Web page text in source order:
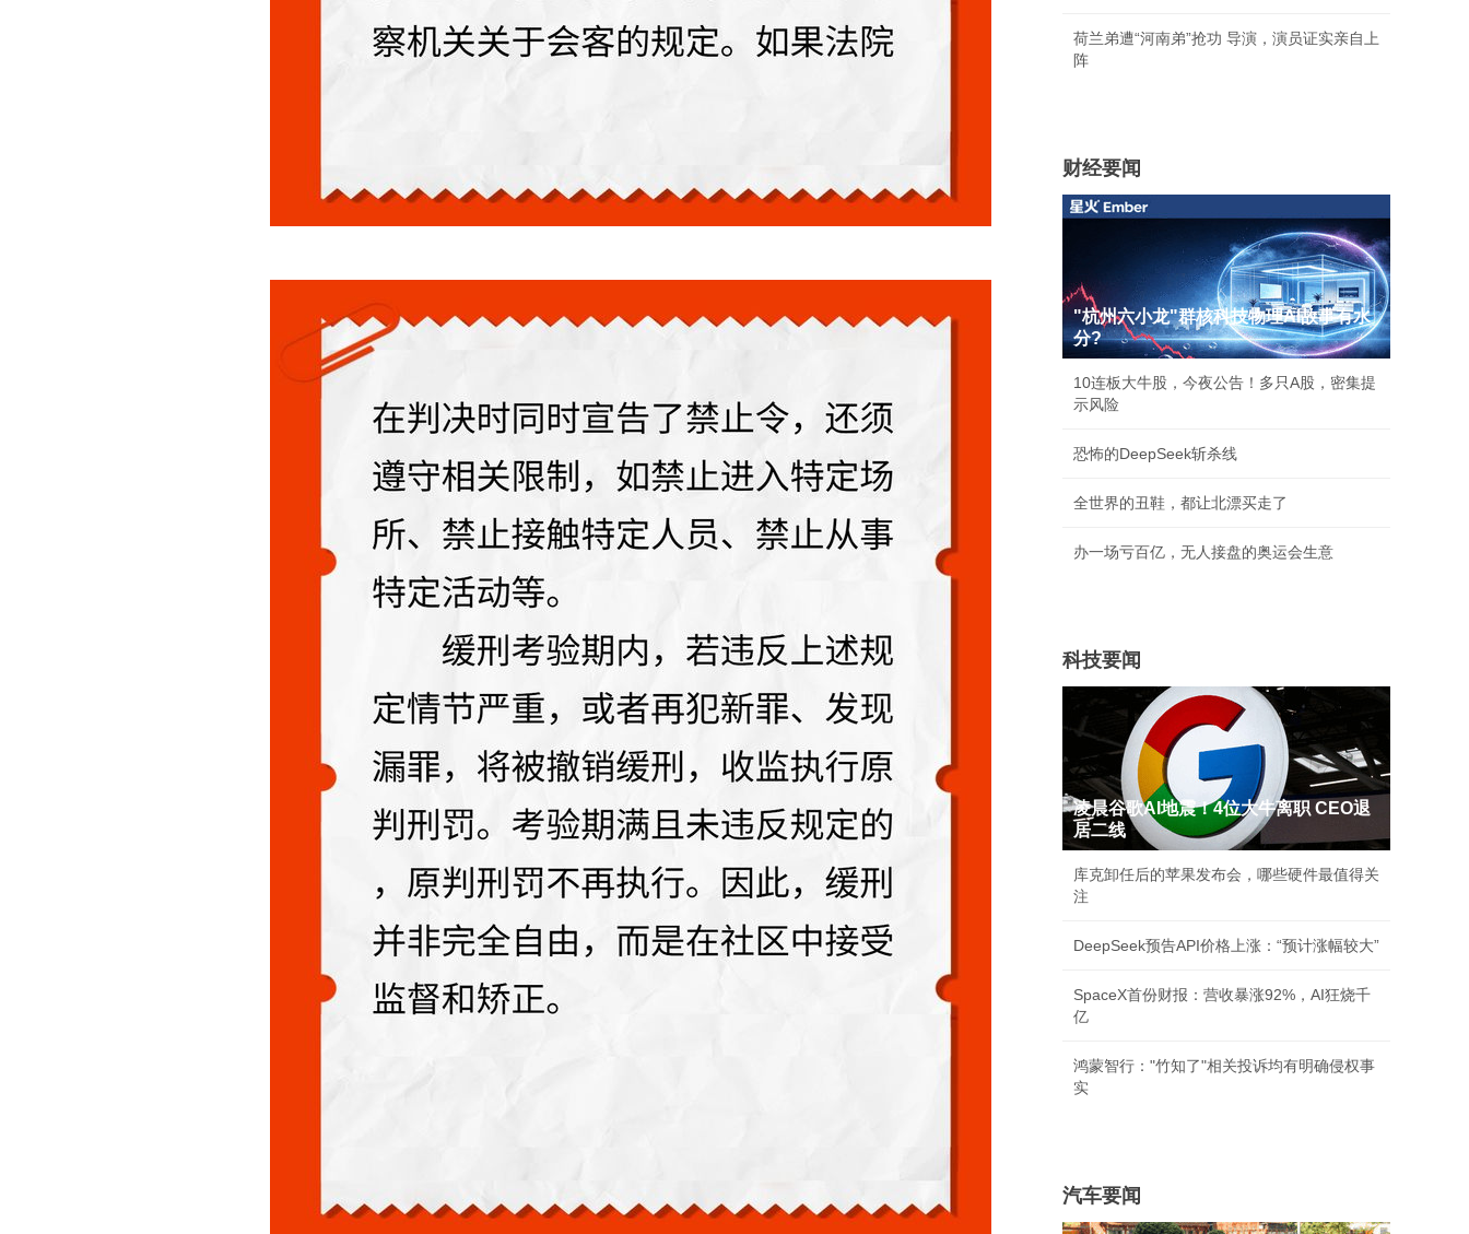
荷兰弟遭“河南弟”抢功 导演，演员证实亲自上
阵
财经要闻
"杭州六小龙"群核科技物理AI故事有水
分?
10连板大牛股，今夜公告！多只A股，密集提
示风险
恐怖的DeepSeek斩杀线
全世界的丑鞋，都让北漂买走了
办一场亏百亿，无人接盘的奥运会生意
科技要闻
凌晨谷歌AI地震！4位大牛离职 CEO退
居二线
库克卸任后的苹果发布会，哪些硬件最值得关
注
DeepSeek预告API价格上涨：“预计涨幅较大”
SpaceX首份财报：营收暴涨92%，AI狂烧千
亿
鸿蒙智行："竹知了"相关投诉均有明确侵权事
实
汽车要闻